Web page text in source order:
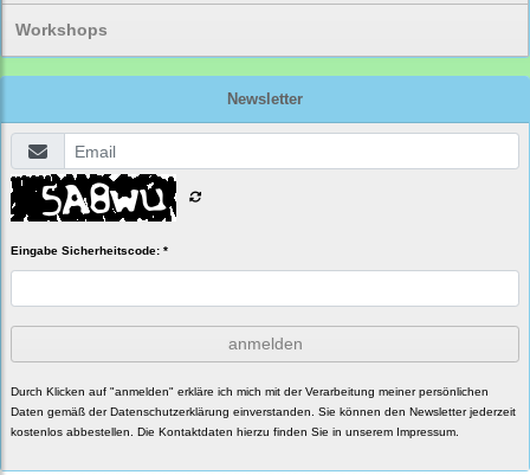
Workshops
Newsletter
Eingabe Sicherheitscode: *
anmelden
Durch Klicken auf "anmelden" erkläre ich mich mit der Verarbeitung meiner persönlichen
Daten gemäß der Datenschutzerklärung einverstanden. Sie können den Newsletter jederzeit
kostenlos abbestellen. Die Kontaktdaten hierzu finden Sie in unserem Impressum.